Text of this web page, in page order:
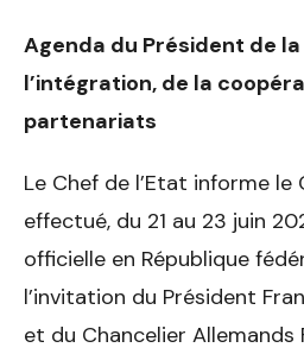
Agenda du Président de la
l’intégration, de la
partenariats
Le Chef de l’Etat informe le
effectué, du 21 au 23 juin
officielle en République
l’invitation du Président
et du Chancelier